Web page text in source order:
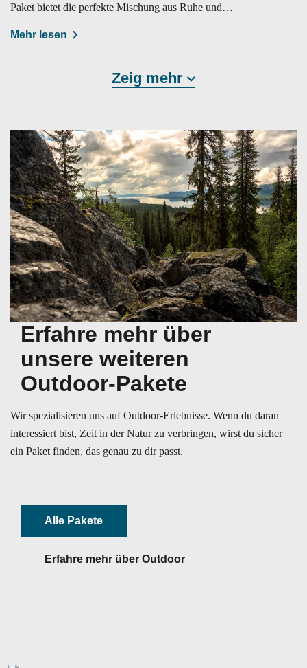
Paket bietet die perfekte Mischung aus Ruhe und
Mehr lesen
Zeig mehr
Erfahre mehr über
unsere weiteren
Outdoor-Pakete
Wir spezialisieren uns auf Outdoor-Erlebnisse. Wenn du daran
interessiert bist, Zeit in der Natur zu verbringen, wirst du sicher
ein Paket finden, das genau zu dir passt.
Alle Pakete
Erfahre mehr über Outdoor